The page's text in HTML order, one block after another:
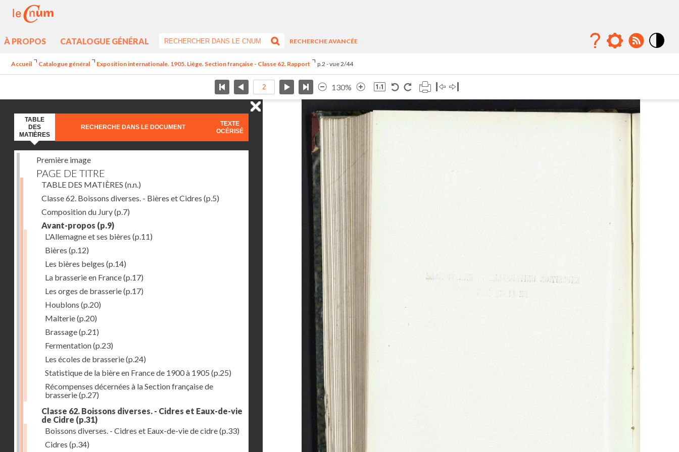
À PROPOS CATALOGUE GÉNÉRAL
RECHERCHE AVANCÉE
Accueil Catalogue général Exposition internationale. 1905. Liège. Section française - Classe 62. Rapport p.2 - vue 2/44
130%
TABLE
DES
MATIÈRES
RECHERCHE DANS LE DOCUMENT
TEXTE
OCÉRISÉ
Première image
PAGE DE TITRE
TABLE DES MATIÈRES (n.n.)
Classe 62. Boissons diverses. - Bières et Cidres (p.5)
Composition du Jury(p.7)
Avant-propos (p.9)
L'Allemagne et ses bières (p.11)
Bières (p.12)
Les bières belges (p.14)
La brasserie en France(p.17)
Les orges de brasserie(p.17)
Houblons (p.20)
Malterie(p.20)
Brassage(p.21)
Fermentation(p.23)
Les écoles de brasserie(p.24)
Statistique de la bière en France de 1900 à 1905 (p.25)
Récompenses décernées à la Section française de
brasserie(p.27)
Classe 62. Boissons diverses. - Cidres et Eaux-de-vie
de Cidre (p.31)
Boissons diverses. - Cidres et Eaux-de-vie de cidre(p.33)
Cidres (p.34)